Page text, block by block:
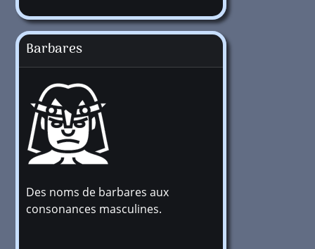
Barbares
+1 million
Des noms de barbares aux
consonances masculines.